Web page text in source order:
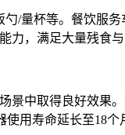
/量杯等。餐饮服
力，满足大量残食
景中取得良好效果
用寿命延长至18个